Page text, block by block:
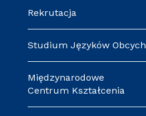
Rekrutacja
Studium Języków Obcych
Międzynarodowe
Centrum Kształcenia